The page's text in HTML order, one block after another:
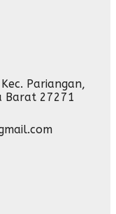
Pariangan,
Barat 27271